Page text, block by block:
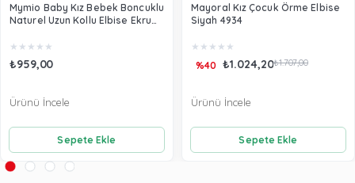
Mymio Baby Kız Bebek Boncuklu
Naturel Uzun Kollu Elbise Ekru
★ ★ ★ ★ ★
₺959,00
Sepete Ekle
Ürünü İncele
Mayoral Kız Çocuk Örme Elbise
Siyah 4934
★ ★ ★ ★ ★
₺1.024,20₺1.707,00
%40
Sepete Ekle
Ürünü İncele